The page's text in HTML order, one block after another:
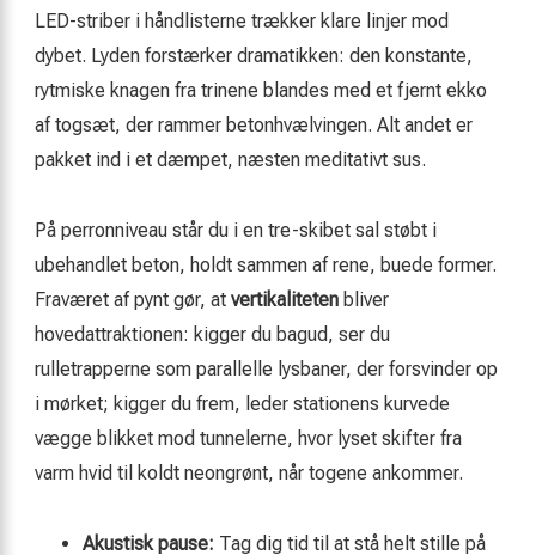
LED-striber i håndlisterne trækker klare linjer mod
dybet. Lyden forstærker dramatikken: den konstante,
rytmiske knagen fra trinene blandes med et fjernt ekko
af togsæt, der rammer betonhvælvingen. Alt andet er
pakket ind i et dæmpet, næsten meditativt sus.
På perronniveau står du i en tre-skibet sal støbt i
ubehandlet beton, holdt sammen af rene, buede former.
Fraværet af pynt gør, at vertikaliteten bliver
hovedattraktionen: kigger du bagud, ser du
rulletrapperne som parallelle lysbaner, der forsvinder op
i mørket; kigger du frem, leder stationens kurvede
vægge blikket mod tunnelerne, hvor lyset skifter fra
varm hvid til koldt neongrønt, når togene ankommer.
Akustisk pause: Tag dig tid til at stå helt stille på